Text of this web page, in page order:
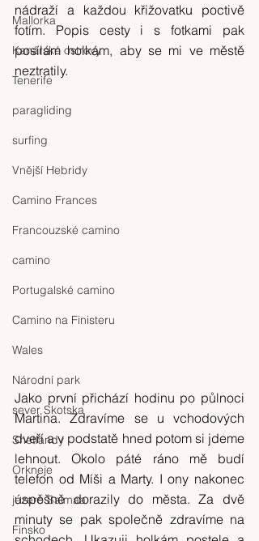
Mallorka
Kanárské ostrovy
Tenerife
paragliding
surfing
Vnější Hebridy
Camino Frances
Francouzské camino
camino
Portugalské camino
Camino na Finisteru
Wales
Národní park
sever Skotska
Shetlandy
Orkneje
jezero Saimaa
Finsko
nádraží a každou křižovatku poctivě
fotím. Popis cesty i s fotkami pak
posílám holkám, aby se mi ve městě
neztratily.
Jako první přichází hodinu po půlnoci
Martina. Zdravíme se u vchodových
dveří a v podstatě hned potom si jdeme
lehnout. Okolo páté ráno mě budí
telefon od Míši a Marty. I ony nakonec
úspěšně dorazily do města. Za dvě
minuty se pak společně zdravíme na